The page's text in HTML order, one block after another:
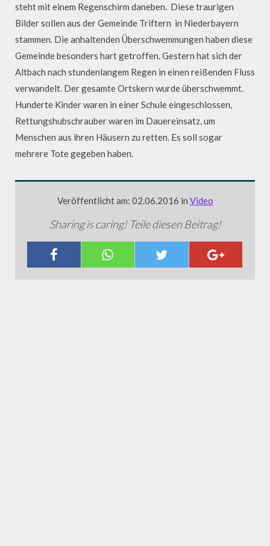
steht mit einem Regenschirm daneben. Diese traurigen
Bilder sollen aus der Gemeinde Triftern in Niederbayern
stammen. Die anhaltenden Überschwemmungen haben diese
Gemeinde besonders hart getroffen. Gestern hat sich der
Altbach nach stundenlangem Regen in einen reißenden Fluss
verwandelt. Der gesamte Ortskern wurde überschwemmt.
Hunderte Kinder waren in einer Schule eingeschlossen,
Rettungshubschrauber waren im Dauereinsatz, um
Menschen aus ihren Häusern zu retten. Es soll sogar
mehrere Tote gegeben haben.
Veröffentlicht am: 02.06.2016 in Video
Sharing is caring! Teile diesen Beitrag!